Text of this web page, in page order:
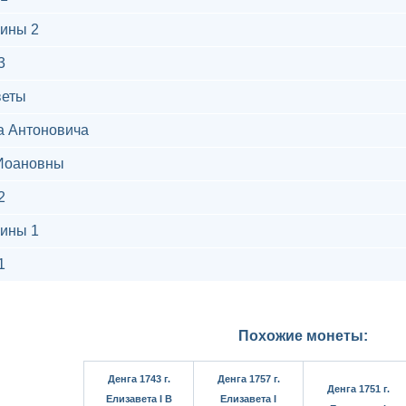
2
Антоновича
1
Похожие монеты:
Денга 1743 г.
Елизавета I В
Денга 1757 г.
Елизавета I
Денга 1751 г.